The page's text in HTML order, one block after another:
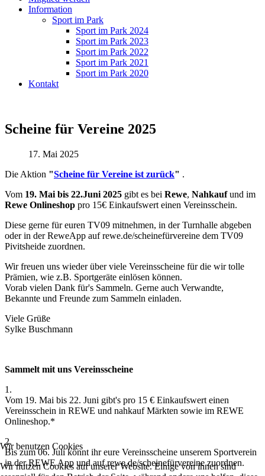
Information
Sport im Park
Sport im Park 2024
Sport im Park 2023
Sport im Park 2022
Sport im Park 2021
Sport im Park 2020
Kontakt
Scheine für Vereine 2025
17. Mai 2025
Die Aktion "Scheine für Vereine ist zurück" .
Vom 19. Mai bis 22.Juni 2025 gibt es bei Rewe, Nahkaufund im
Rewe Onlineshop pro 15€ Einkaufswert einen Vereinsschein.
Diese gerne für euren TV09 mitnehmen, in der Turnhalle abgeben
oder in der ReweApp auf rewe.de/scheinefürvereine dem TV09
Pivitsheide zuordnen.
Wir freuen uns wieder über viele Vereinsscheine für die wir tolle
Prämien, wie z.B. Sportgeräte einlösen können.
Vorab vielen Dank für's Sammeln. Gerne auch Verwandte,
Bekannte und Freunde zum Sammeln einladen.
Viele Grüße
Sylke Buschmann
Sammelt mit uns Vereinsscheine
1.
Vom 19. Mai bis 22. Juni gibt's pro 15 € Einkaufswert einen
Vereinsschein in REWE und nahkauf Märkten sowie im REWE
Onlineshop.*
2.
Bis zum 06. Juli könnt ihr eure Vereinsscheine unserem Sportverein
in der REWE App und auf rewe.de/scheinefürvereine zuordnen.
Wir benutzen Cookies
Wir nutzen Cookies auf unserer Website. Einige von ihnen sind